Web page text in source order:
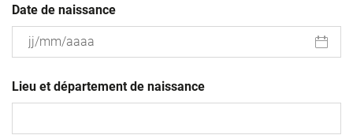
Date de naissance
slash
MM
Lieu et département de naissance